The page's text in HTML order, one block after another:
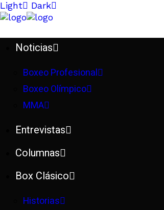
Light Dark
Noticias
Boxeo Profesional
Boxeo Olímpico
MMA
Entrevistas
Columnas
Box Clásico
Historias